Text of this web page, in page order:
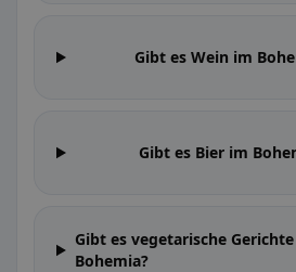
Gibt es Wein im
Gibt es Bier im
Gibt es vegetarische
Bohemia?